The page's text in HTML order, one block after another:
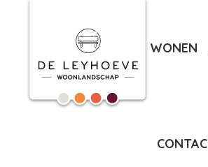
WONEN